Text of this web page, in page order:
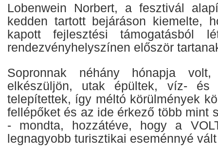
Lobenwein Norbert, a fesztivál
kedden tartott bejáráson kiemelte,
kapott fejlesztési támogatásból
rendezvényhelyszínen először
Sopronnak néhány hónapja
elkészüljön, utak épültek, víz- és
telepítettek, így méltó körülmények
fellépőket és az ide érkező több mint
- mondta, hozzátéve, hogy a
legnagyobb turisztikai eseménnyé